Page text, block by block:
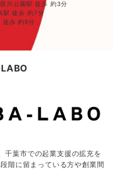
川公園駅 徒歩 約3分
駅 徒歩 約7分
徒歩 約9分
葉市での起業支援の拡充を
階に留まっている方や創業間